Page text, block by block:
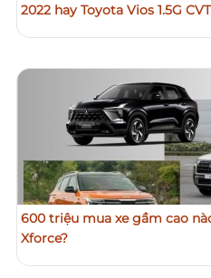
2022 hay Toyota Vios 1.5G
600 triệu mua xe gầm cao
Xforce?